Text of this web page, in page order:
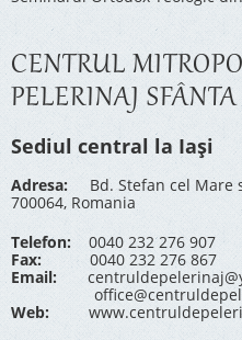
CENTRUL
PELERINAJ
Sediul central la Iași
Adresa: Bd. Stefan cel Mare
700064, Romania
Telefon: 0040 232 276 907
Fax: 0040 232 276 867
Email:
Web: